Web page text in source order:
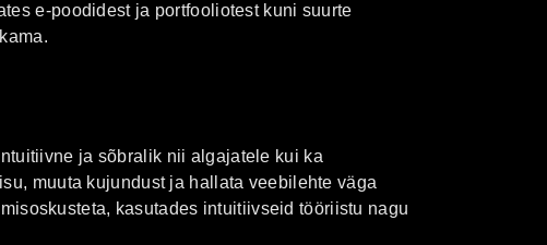
e-poodidest ja portfooliotest kuni suurte
ja sõbralik nii algajatele kui ka
muuta kujundust ja hallata veebilehte väga
kasutades intuitiivseid tööriistu nagu